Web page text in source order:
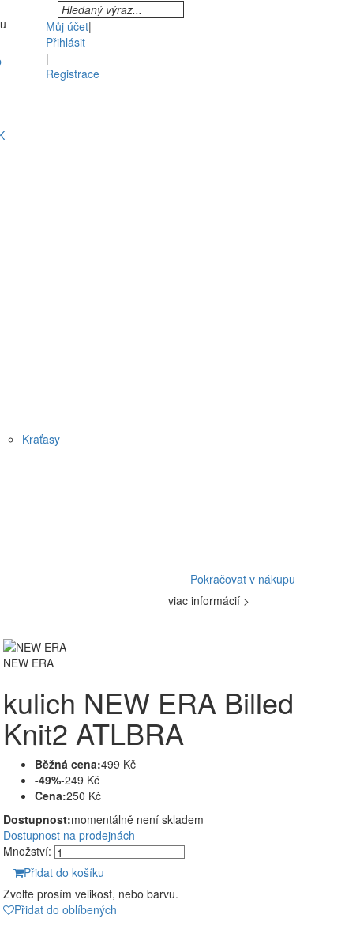
Můj účet|
Přihlásit
|
Registrace
Kraťasy
Pokračovat v nákupu
NEW ERA
kulich NEW ERA Billed
Knit2 ATLBRA
Běžná cena:499 Kč
-49%-249 Kč
Cena:250 Kč
Dostupnost:momentálně není skladem
Dostupnost na prodejnách
Množství:
Přidat do košíku
Zvolte prosím velikost, nebo barvu.
Přidat do oblíbených
viac informácií >